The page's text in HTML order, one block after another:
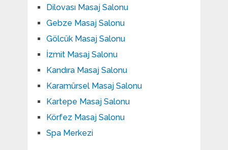
Dilovası Masaj Salonu
Gebze Masaj Salonu
Gölcük Masaj Salonu
İzmit Masaj Salonu
Kandıra Masaj Salonu
Karamürsel Masaj Salonu
Kartepe Masaj Salonu
Körfez Masaj Salonu
Spa Merkezi